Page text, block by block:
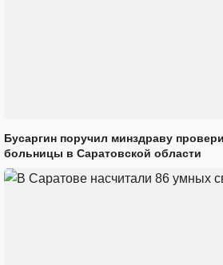
Бусаргин поручил минздраву
больницы в Саратовской области